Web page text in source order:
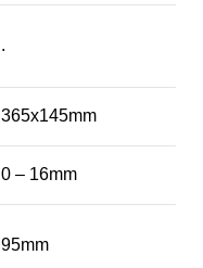
.
365x145mm
0 – 16mm
95mm